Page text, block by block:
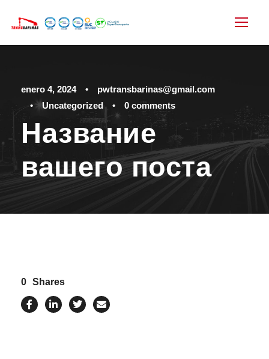
enero 4, 2024 •
pwtransbarinas@gmail.com
•
Uncategorized • 0 comments
Название
вашего поста
0 Shares